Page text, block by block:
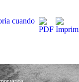
cuando